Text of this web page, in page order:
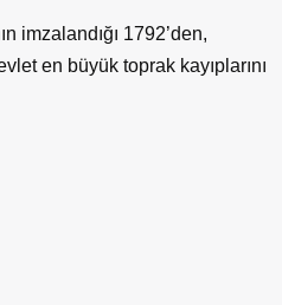
imzalandığı 1792’den,
en büyük toprak kayıplarını